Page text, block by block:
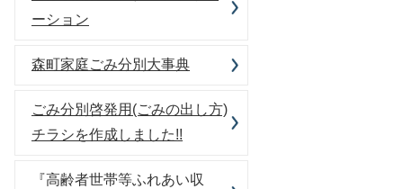
ーション
森町家庭ごみ分別大事典
ごみ分別啓発用(ごみの出し方)
チラシを作成しました!!
『高齢者世帯等ふれあい収